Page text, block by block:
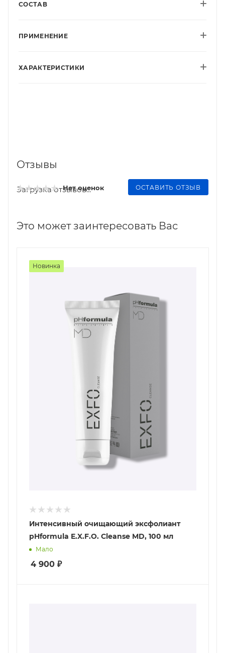
СОСТАВ
ПРИМЕНЕНИЕ
ХАРАКТЕРИСТИКИ
Отзывы
Нет оценок ОСТАВИТЬ ОТЗЫВ
Загрузка отзывов...
Это может заинтересовать Вас
Новинка
Интенсивный очищающий эксфолиант
pHformula E.X.F.O. Cleanse MD, 100 мл
Мало
4 900 ₽